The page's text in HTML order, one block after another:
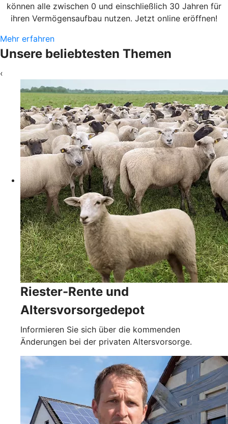
können alle zwischen 0 und einschließlich 30 Jahren für
ihren Vermögensaufbau nutzen. Jetzt online eröffnen!
Mehr erfahren
Unsere beliebtesten Themen
‹
Riester-Rente und
Altersvorsorgedepot
Informieren Sie sich über die kommenden
Änderungen bei der privaten Altersvorsorge.